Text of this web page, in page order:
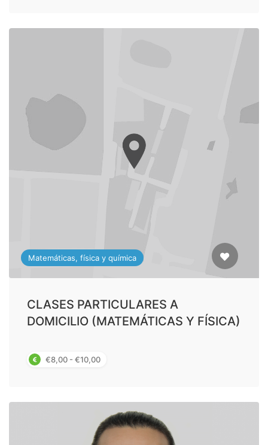
Matemáticas, física y química
CLASES PARTICULARES A
DOMICILIO (MATEMÁTICAS Y FÍSICA)
€8,00 - €10,00